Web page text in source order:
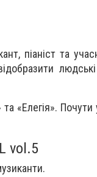
піаніст та
людські
«Елегія». Почути
vol.5